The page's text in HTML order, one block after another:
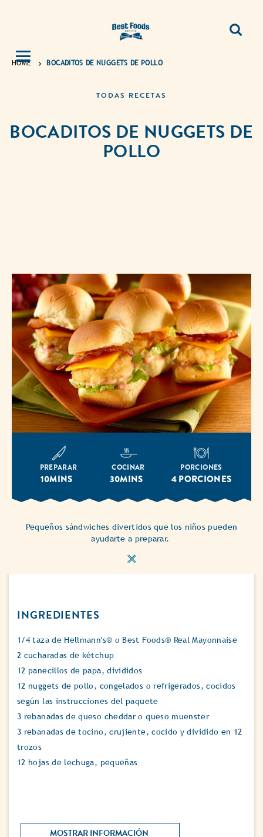
HOME BOCADITOS DE NUGGETS DE POLLO
TODAS RECETAS
BOCADITOS DE NUGGETS DE
POLLO
PREPARAR
10MINS
COCINAR
30MINS
PORCIONES
4 PORCIONES
Pequeños sándwiches divertidos que los niños pueden
ayudarte a preparar.
INGREDIENTES
1/4 taza de Hellmann's® o Best Foods® Real Mayonnaise
2 cucharadas de kétchup
12 panecillos de papa, divididos
12 nuggets de pollo, congelados o refrigerados, cocidos
según las instrucciones del paquete
3 rebanadas de queso cheddar o queso muenster
3 rebanadas de tocino, crujiente, cocido y dividido en 12
trozos
12 hojas de lechuga, pequeñas
MOSTRAR INFORMACIÓN